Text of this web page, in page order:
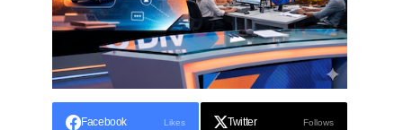
Facebook Likes Twitter Follows